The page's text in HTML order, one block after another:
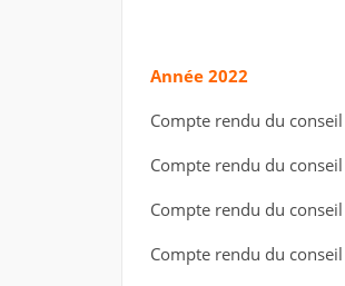
Année 2022
Compte rendu du
Compte rendu du
Compte rendu du
Compte rendu du